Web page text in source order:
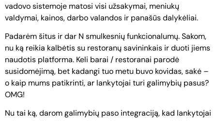
vadovo sistemoje matosi visi užsakymai, meniukų
valdymai, kainos, darbo valandos ir panašūs dalykėliai.
Padarėm šitus ir dar N smulkesnių funkcionalumų. Sakom,
nu ką reikia kalbėtis su restoranų savininkais ir duoti jiems
naudotis platforma. Keli barai / restoranai parodė
susidomėjimą, bet kadangi tuo metu buvo kovidas, sakė –
o kaip mums patikrinti, ar lankytojai turi galimybių pasus?
OMG!
Nu tai ką, darom galimybių paso integraciją, kad lankytojai